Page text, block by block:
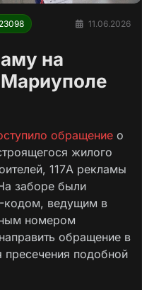
23098 11.06.2026
на
Мариуполе
обращение о
жилого
117А рекламы
заборе были
кодом, ведущим в
номером
обращение в
пресечения подобной